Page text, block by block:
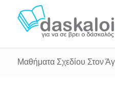
Μαθήματα Σχεδίου Στον